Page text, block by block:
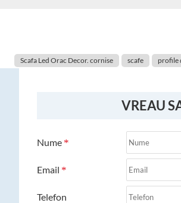
Scafa Led Orac Decor. cornise scafe profile
VREAU
Nume
Email
Telefon